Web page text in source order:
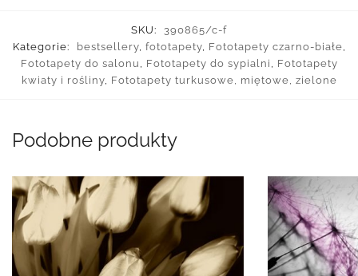
SKU:
390865/c-f
Kategorie:
bestsellery, fototapety, Fototapety czarno-białe,
Fototapety do salonu , Fototapety do sypialni , Fototapety
kwiaty i rośliny, Fototapety turkusowe, miętowe, zielone
Podobne produkty